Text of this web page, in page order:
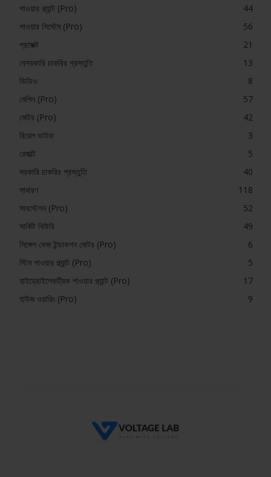
পাওয়ার প্ল্যান্ট (Pro)
44
পাওয়ার সিস্টেম (Pro)
56
প্রজেক্ট
21
বেসরকারি চাকরির প্রস্তুতি
13
ভিডিও
8
মেশিন (Pro)
57
মোটর (Pro)
42
রিয়েল ভাইবা
3
রেজাল্ট
5
সরকারি চাকরির প্রস্তুতি
40
সাধারণ
118
সাবস্টেশন (Pro)
52
সার্কিট থিউরি
49
সিঙ্গেল ফেজ ইন্ডাকশন মোটর (Pro)
6
স্টিম পাওয়ার প্ল্যান্ট (Pro)
5
হাইড্রোইলেকট্রিক পাওয়ার প্ল্যান্ট (Pro)
17
হাউজ ওয়ারিং (Pro)
9